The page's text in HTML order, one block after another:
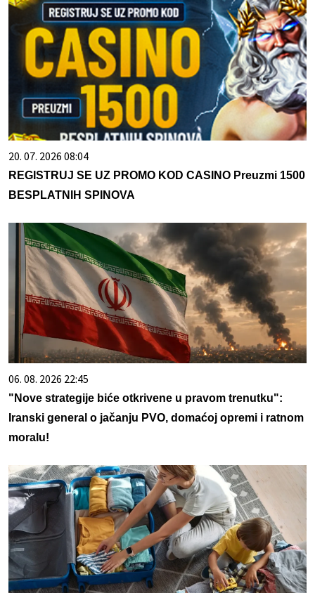
20. 07. 2026 08:04
REGISTRUJ SE UZ PROMO KOD CASINO Preuzmi 1500
BESPLATNIH SPINOVA
06. 08. 2026 22:45
"Nove strategije biće otkrivene u pravom trenutku":
Iranski general o jačanju PVO, domaćoj opremi i ratnom
moralu!